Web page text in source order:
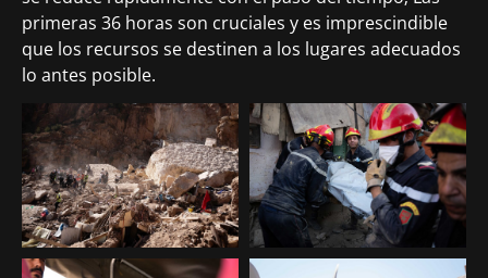
primeras 36 horas son cruciales y es imprescindible
que los recursos se destinen a los lugares adecuados
lo antes posible.